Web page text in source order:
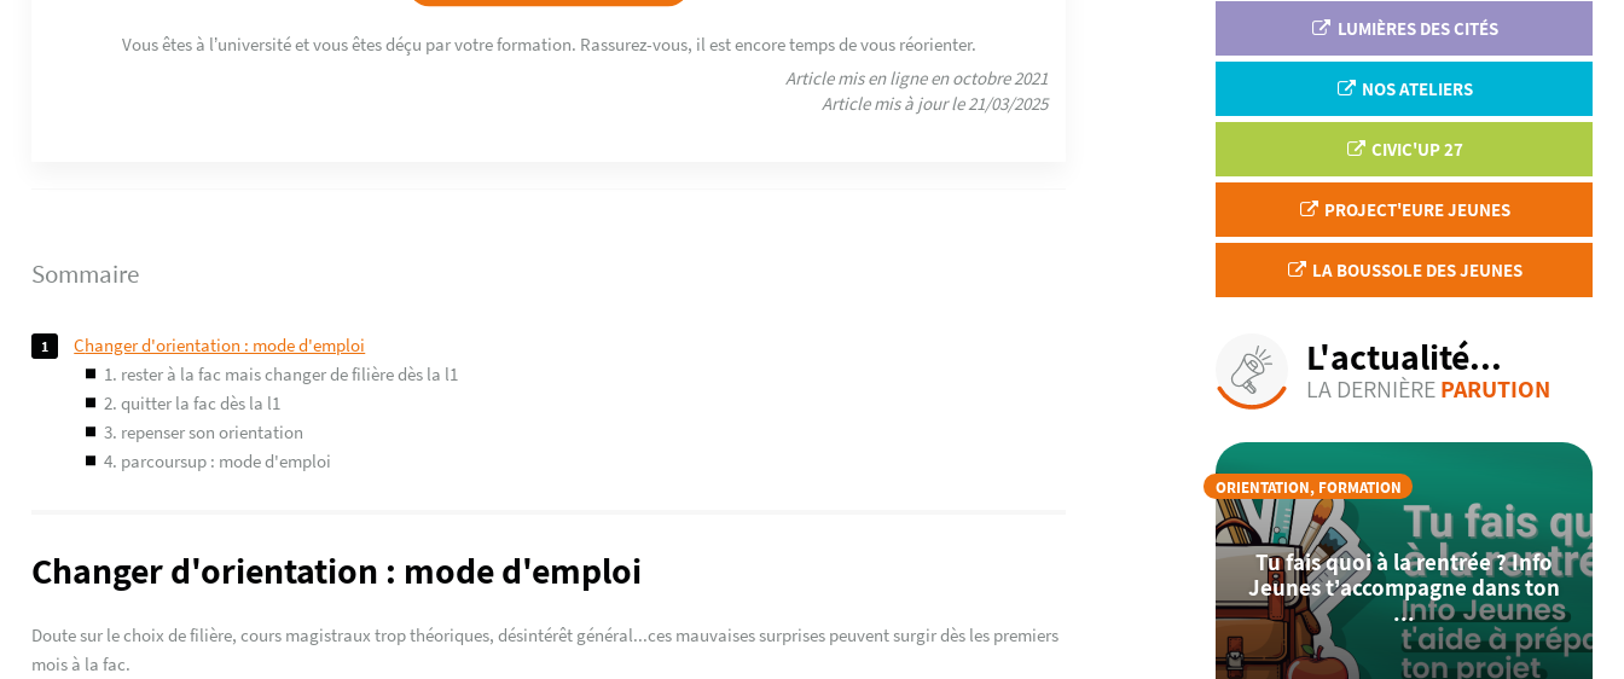
LUMIÈRES DES CITÉS
NOS ATELIERS
CIVIC'UP 27
PROJECT'EURE JEUNES
LA BOUSSOLE DES JEUNES
L'actualité...
LA DERNIÈREPARUTION
ORIENTATION, FORMATION
Tu fais quoi à la rentrée ? Info
Jeunes t’accompagne dans ton
...
Vous êtes à l’université et vous êtes déçu par votre formation. Rassurez-vous, il est encore temps de vous réorienter.
Article mis en ligne en octobre 2021
Article mis à jour le 21/03/2025
Sommaire
changer d'orientation : mode d'emploi
1. rester à la fac mais changer de filière dès la l1
2. quitter la fac dès la l1
3. repenser son orientation
4. parcoursup : mode d'emploi
Changer d'orientation : mode d'emploi
Doute sur le choix de filière, cours magistraux trop théoriques, désintérêt général...ces mauvaises surprises peuvent surgir dès les premiers
mois à la fac.